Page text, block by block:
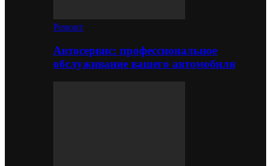
Ремонт
Автосервис: профессиональное
обслуживание вашего автомобиля